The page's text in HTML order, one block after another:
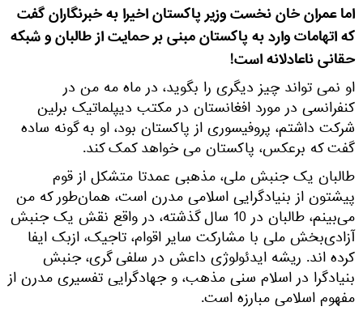
اما عمران خان نخست وزیر پاکستان اخیرا به خبرنگاران گفت
که اتهامات وارد به پاکستان مبنی بر حمایت از طالبان و شبکه
حقانی ناعادلانه است!
او نمی تواند چیز دیگری را بگوید، در ماه مه من در
کنفرانسی در مورد افغانستان در مکتب دیپلماتیک برلین
شرکت داشتم، پروفیسوری از پاکستان بود، او به گونه ساده
گفت که برعکس، پاکستان می خواهد کمک کند.
طالبان یک جنبش ملی، مذهبی عمدتا متشکل از قوم
پیشتون از بنیادگرایی اسلامی مدرن است، همان‌طور که من
می‌بینم، طالبان در 10 سال گذشته، در واقع نقش یک جنبش
آزادی‌بخش ملی با مشارکت سایر اقوام، تاجیک، ازبک ایفا
کرده اند. ریشه ایدئولوژی داعش در سلفی گری، جنبش
بنیادگرا در اسلام سنی مذهب، و جهادگرایی تفسیری مدرن از
مفهوم اسلامی مبارزه است.